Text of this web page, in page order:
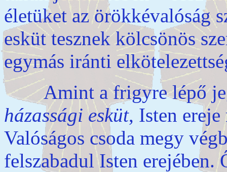
életüket az örökkévalóság
esküt tesznek kölcsönös
egymás iránti
Amint a frigyre lépő
házassági esküt, Isten
Valóságos csoda megy
felszabadul Isten